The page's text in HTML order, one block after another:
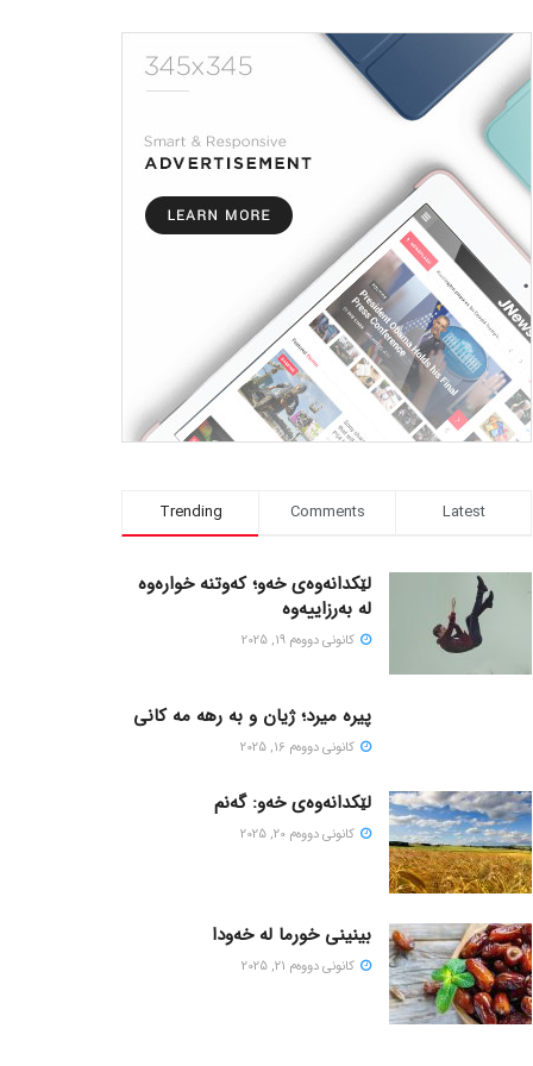
Trending Comments Latest
لێکدانەوەی خەو؛ کەوتنە خوارەوە
لە بەرزاییەوە
كانونی دووه‌م 19, 2025
پیره میرد؛ ژیان و به رهه مه کانی
كانونی دووه‌م 16, 2025
لێکدانەوەی خەو: گەنم
كانونی دووه‌م 20, 2025
بینینی خورما لە خەودا
كانونی دووه‌م 21, 2025